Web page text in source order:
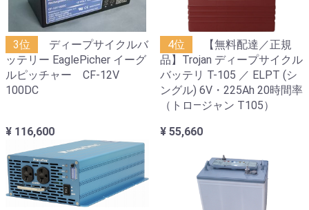
3位
ディープサイクルバ
ッテリー EaglePicher イーグ
ルピッチャー CF-12V
100DC
¥ 116,600
4位
【無料配達／正規
品】Trojan ディープサイクル
バッテリ T-105 ／ ELPT (シ
ングル) 6V・225Ah 20時間率
（トロ―ジャン T105）
¥ 55,660